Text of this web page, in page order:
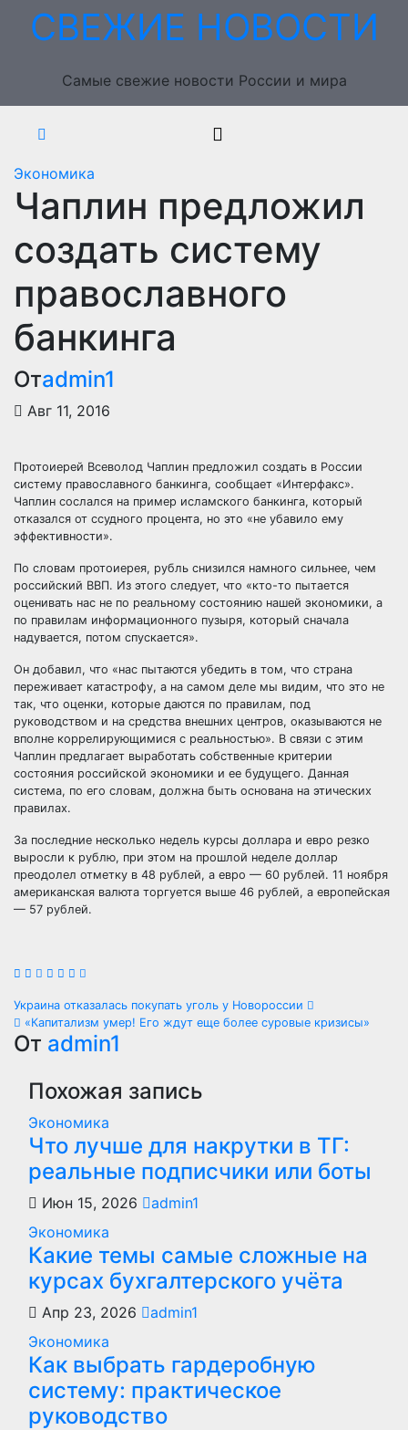
ПерейтиСВЕЖИЕ НОВОСТИ
Самые свежие новости России и мира
Экономика
Чаплин предложил
создать систему
православного
банкинга
Отadmin1
Авг 11, 2016
Протоиерей Всеволод Чаплин предложил создать в России
систему православного банкинга, сообщает «Интерфакс».
Чаплин сослался на пример исламского банкинга, который
отказался от ссудного процента, но это «не убавило ему
эффективности».
По словам протоиерея, рубль снизился намного сильнее, чем
российский ВВП. Из этого следует, что «кто-то пытается
оценивать нас не по реальному состоянию нашей экономики, а
по правилам информационного пузыря, который сначала
надувается, потом спускается».
Он добавил, что «нас пытаются убедить в том, что страна
переживает катастрофу, а на самом деле мы видим, что это не
так, что оценки, которые даются по правилам, под
руководством и на средства внешних центров, оказываются не
вполне коррелирующимися с реальностью». В связи с этим
Чаплин предлагает выработать собственные критерии
состояния российской экономики и ее будущего. Данная
система, по его словам, должна быть основана на этических
правилах.
За последние несколько недель курсы доллара и евро резко
выросли к рублю, при этом на прошлой неделе доллар
преодолел отметку в 48 рублей, а евро — 60 рублей. 11 ноября
американская валюта торгуется выше 46 рублей, а европейская
— 57 рублей.
Навигация
по
записям
Украина отказалась покупать уголь у Новороссии
«Капитализм умер! Его ждут еще более суровые кризисы»
От admin1
Похожая запись
Экономика
Что лучше для накрутки в ТГ:
реальные подписчики или боты
Июн 15, 2026
admin1
Экономика
Какие темы самые сложные на
курсах бухгалтерского учёта
Апр 23, 2026
admin1
Экономика
Как выбрать гардеробную
систему: практическое
руководство